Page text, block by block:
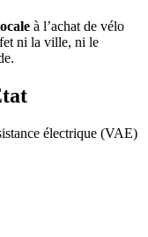
à l’achat de vélo
ni la ville, ni le
électrique (VAE)